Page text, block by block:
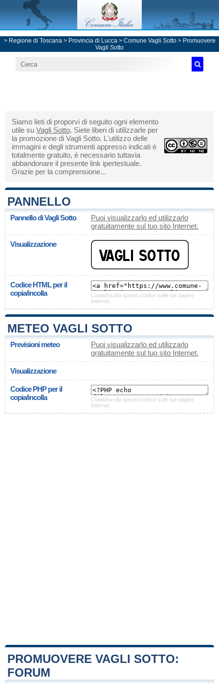
> Regione di Toscana> Provincia di Lucca> Comune Vagli Sotto> Promuovere
Vagli Sotto
Siamo lieti di proporvi di seguito ogni elemento
utile su Vagli Sotto. Siete liberi di utilizzarle per
la promozione di Vagli Sotto. L'utilizzo delle
immagini e degli strumenti appresso indicati è
totalmente gratuito, è necessario tuttavia
abbandonare il presente link ipertestuale.
Grazie per la comprensione...
PANNELLO
Pannello di Vagli Sotto
Puoi visualizzarlo ed utilizzarlo
gratuitamente sul tuo sito Internet.
Visualizzazione
Codice HTML per il
copia/incolla
Copia/Incolla questo codice sulle tue pagine
Internet.
METEO VAGLI SOTTO
Previsioni meteo
Puoi visualizzarlo ed utilizzarlo
gratuitamente sul tuo sito Internet.
Visualizzazione
Codice PHP per il
copia/incolla
Copia/Incolla questo codice sulle tue pagine
Internet.
PROMUOVERE VAGLI SOTTO:
FORUM